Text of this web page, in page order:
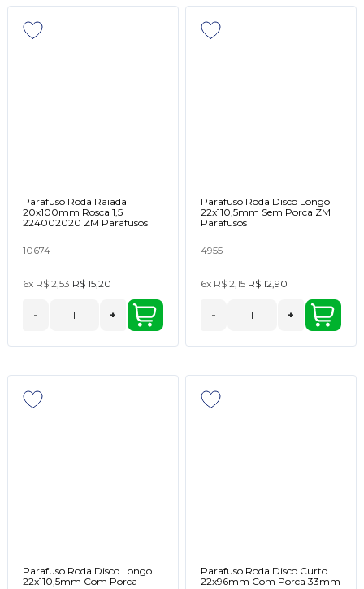
Parafuso Roda Raiada
20x100mm Rosca 1,5
224002020 ZM Parafusos
10674
6x R$ 2,53 R$ 15,20
- +
Parafuso Roda Disco Longo
22x110,5mm Sem Porca ZM
Parafusos
4955
6x R$ 2,15 R$ 12,90
- +
Parafuso Roda Disco Longo
22x110,5mm Com Porca
Parafuso Roda Disco Curto
22x96mm Com Porca 33mm